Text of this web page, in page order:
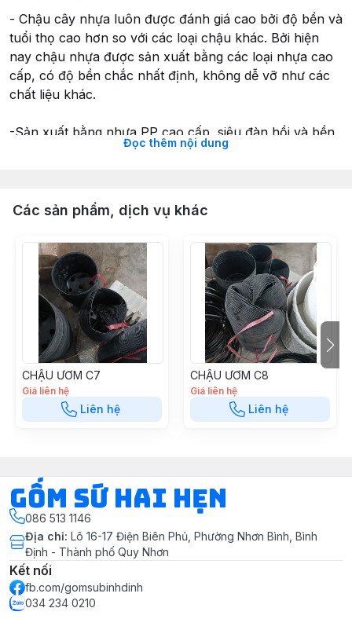
- Chậu cây nhựa luôn được đánh giá cao bởi độ bền và
tuổi thọ cao hơn so với các loại chậu khác. Bởi hiện
nay chậu nhựa được sản xuất bằng các loại nhựa cao
cấp, có độ bền chắc nhất định, không dễ vỡ như các
chất liệu khác.
-Sản xuất bằng nhựa PP cao cấp, siêu đàn hồi và bền
bỉ, độ dẻo cao, và điều kiện thời tiết khắc nghiệt vùng
vườn. Chậu có kiểu dáng thanh nhã, đơn giản nhưng
đẹp hơn
#chaunhua #chautrongcay #chautrongrau
#gomsuquynhon #gomsubinhdinh #chaunhuadep
Đọc thêm nội dung
Các sản phẩm, dịch vụ khác
CHẬU ƯƠM C7
Giá liên hệ
Liên hệ
CHẬU ƯƠM C8
Giá liên hệ
Liên hệ
Gốm Sứ Hai Hẹn
086 513 1146
Địa chỉ: Lô 16-17 Điện Biên Phủ, Phường Nhơn Bình, Bình
Định - Thành phố Quy Nhơn
Kết nối
fb.com/gomsubinhdinh
034 234 0210